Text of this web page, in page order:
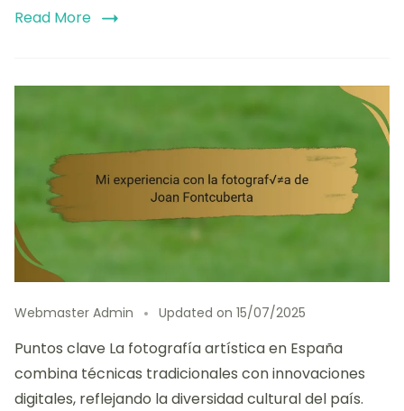
Read More
Webmaster Admin Updated on 15/07/2025
Puntos clave La fotografía artística en España
combina técnicas tradicionales con innovaciones
digitales, reflejando la diversidad cultural del país.